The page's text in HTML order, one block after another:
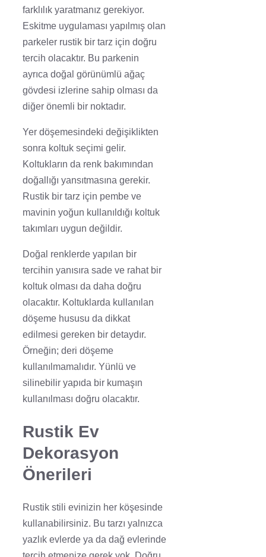
farklılık yaratmanız gerekiyor.
Eskitme uygulaması yapılmış olan
parkeler rustik bir tarz için doğru
tercih olacaktır. Bu parkenin
ayrıca doğal görünümlü ağaç
gövdesi izlerine sahip olması da
diğer önemli bir noktadır.
Yer döşemesindeki değişiklikten
sonra koltuk seçimi gelir.
Koltukların da renk bakımından
doğallığı yansıtmasına gerekir.
Rustik bir tarz için pembe ve
mavinin yoğun kullanıldığı koltuk
takımları uygun değildir.
Doğal renklerde yapılan bir
tercihin yanısıra sade ve rahat bir
koltuk olması da daha doğru
olacaktır. Koltuklarda kullanılan
döşeme hususu da dikkat
edilmesi gereken bir detaydır.
Örneğin; deri döşeme
kullanılmamalıdır. Yünlü ve
silinebilir yapıda bir kumaşın
kullanılması doğru olacaktır.
Rustik Ev
Dekorasyon
Önerileri
Rustik stili evinizin her köşesinde
kullanabilirsiniz. Bu tarzı yalnızca
yazlık evlerde ya da dağ evlerinde